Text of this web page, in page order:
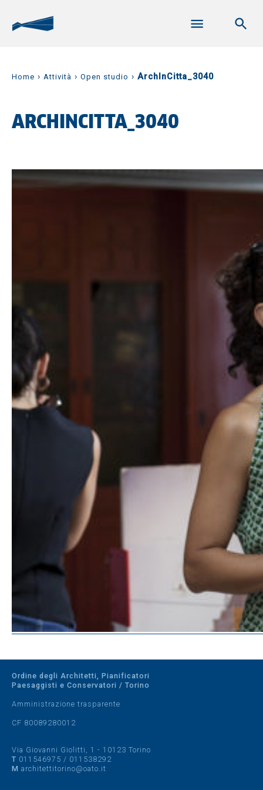
Home › Attività › Open studio › ArchInCitta_3040
ARCHINCITTA_3040
Ordine degli Architetti, Pianificatori
Paesaggisti e Conservatori / Torino
Amministrazione trasparente
CF 80089280012
Via Giovanni Giolitti, 1 - 10123 Torino
T 011546975 / 011538292
M architettitorino@oato.it